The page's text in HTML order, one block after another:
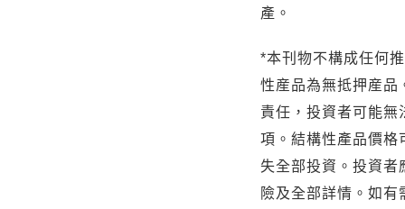
產。
*本刊物不構成任何
性産品為無抵押産品
責任，投資者可能無
項。結構性產品價格
失全部投資。投資者
險及全部詳情。如